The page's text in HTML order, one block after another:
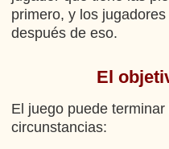
primero, y los
después de eso.
El
El juego puede
circunstancias: